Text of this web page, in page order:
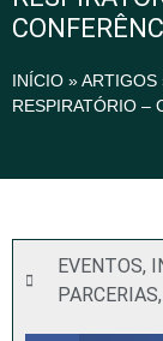
INÍCIO »ARTIGOS
RESPIRATÓRIO –
EVENTOS,
PARCERIAS,